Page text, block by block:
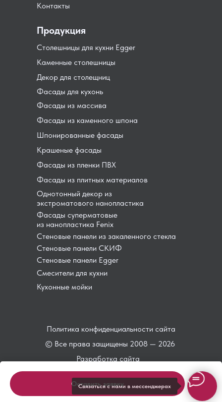
Оставить заявку
© Все права защищены 2008 — 2026
Политика конфиденциальности сайта
Разработка сайта
Стеновые панели из закаленного стекла
Контакты
Фасады для кухонь
Каменные столешницы
Столешницы для кухни Egger
Декор для столещниц
Шпонированные фасады
Фасады из массива
Фасады из каменного шпона
Крашеные фасады
Фасады из пленки ПВХ
Фасады из плитных материалов
Однотонный декор из
экстроматового нанопластика
Фасады суперматовые
из нанопластика Fenix
Стеновые панели СКИФ
Стеновые панели Egger
Кухонные мойки
Продукция
Смесители для кухни
Связаться с нами в мессенджерах